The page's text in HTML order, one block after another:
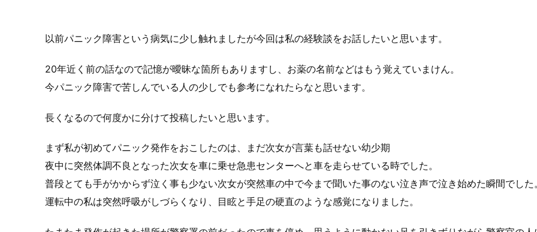
以前パニック障害という病気に少し触れましたが今回は私の経験談をお話したいと思います。
20年近く前の話なので記憶が曖昧な箇所もありますし、お薬の名前などはもう覚えていまけん。
今パニック障害で苦しんでいる人の少しでも参考になれたらなと思います。
長くなるので何度かに分けて投稿したいと思います。
まず私が初めてパニック発作をおこしたのは、まだ次女が言葉も話せない幼少期
夜中に突然体調不良となった次女を車に乗せ急患センターへと車を走らせている時でした。
普段とても手がかからず泣く事も少ない次女が突然車の中で今まで聞いた事のない泣き声で泣き始めた瞬間でした
運転中の私は突然呼吸がしづらくなり、目眩と手足の硬直のような感覚になりました。